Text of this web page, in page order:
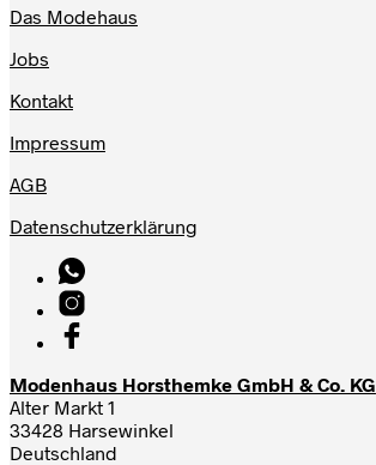
Das Modehaus
Jobs
Kontakt
Impressum
AGB
Datenschutzerklärung
Modenhaus Horsthemke GmbH & Co. KG
Alter Markt 1
33428 Harsewinkel
Deutschland